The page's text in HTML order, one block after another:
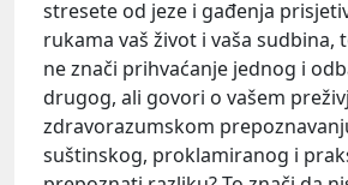
stresete od jeze i gađenja
rukama vaš život i vaša sudbina,
ne znači prihvaćanje jednog i
drugog, ali govori o vašem
zdravorazumskom
suštinskog, proklamiranog i